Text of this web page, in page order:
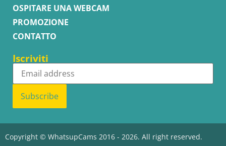
OSPITARE UNA WEBCAM
PROMOZIONE
CONTATTO
Iscriviti
Subscribe
Copyright © WhatsupCams 2016 - 2026. All right reserved.